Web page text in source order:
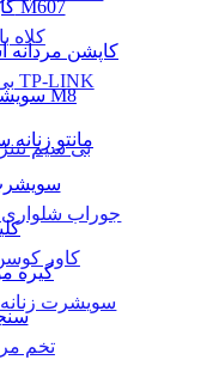
جوراب شلواری
کاور
سویشرت
تخم مرغ
کاپشن مردانه اسپورت مدل M607
کاپشن
سویشرت مردانه جنس چرم مدل M8
مانتو زنانه
گیره